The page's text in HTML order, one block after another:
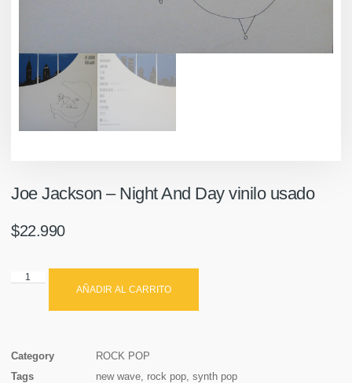
Joe Jackson ‎– Night And Day vinilo usado
$22.990
AÑADIR AL CARRITO
Category
ROCK POP
Tags
new wave rock pop synth pop